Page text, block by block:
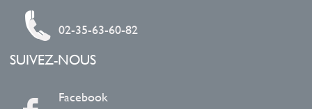
02-35-63-60-82
SUIVEZ-NOUS
Facebook